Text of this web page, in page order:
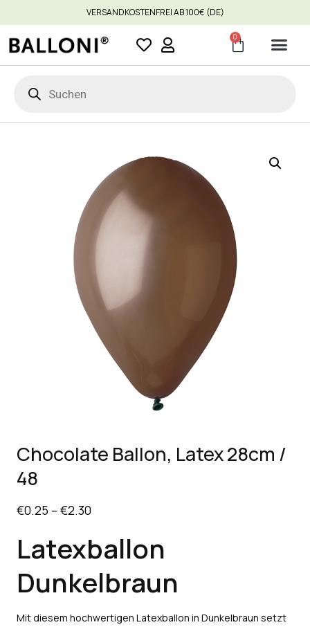
VERSANDKOSTENFREI AB 100€ (DE)
0
Chocolate Ballon, Latex 28cm /
48
€0.25 – €2.30
Latexballon
Dunkelbraun
Mit diesem hochwertigen Latexballon in Dunkelbraun setzt